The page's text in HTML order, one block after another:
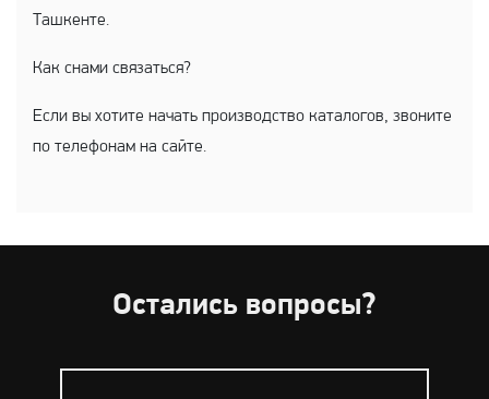
Ташкенте.
Как снами связаться?
Если вы хотите начать производство каталогов, звоните
по телефонам на сайте.
Остались вопросы?